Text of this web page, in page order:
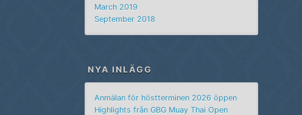
March 2019
September 2018
NYA INLÄGG
Anmälan för höstterminen 2026 öppen
Highlights från GBG Muay Thai Open